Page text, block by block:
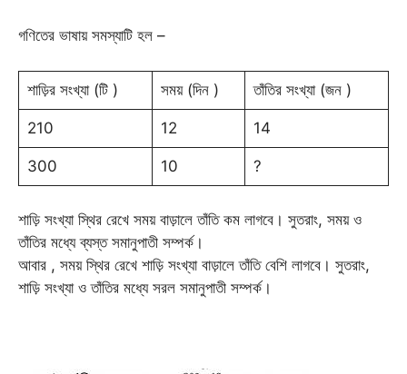
গণিতের ভাষায় সমস্যাটি হল –
শাড়ির সংখ্যা (টি ) সময় (দিন ) তাঁতির সংখ্যা (জন )
210 12 14
300 10 ?
শাড়ি সংখ্যা স্থির রেখে সময় বাড়ালে তাঁতি কম লাগবে। সুতরাং, সময় ও
তাঁতির মধ্যে ব্যস্ত সমানুপাতী সম্পর্ক।
আবার , সময় স্থির রেখে শাড়ি সংখ্যা বাড়ালে তাঁতি বেশি লাগবে। সুতরাং,
শাড়ি সংখ্যা ও তাঁতির মধ্যে সরল সমানুপাতী সম্পর্ক।